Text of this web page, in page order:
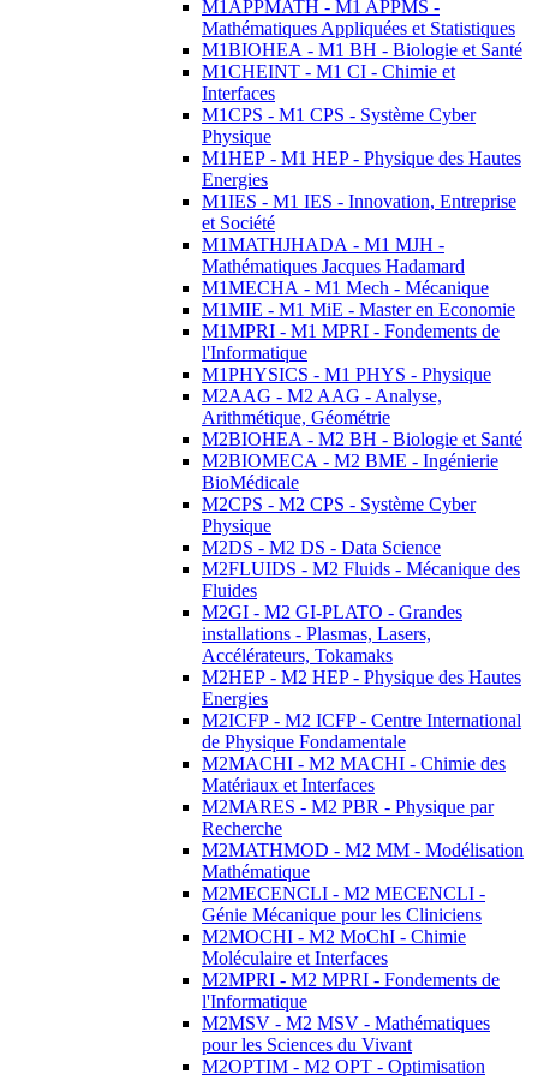
M1APPMATH - M1 APPMS -
Mathématiques Appliquées et Statistiques
M1BIOHEA - M1 BH - Biologie et Santé
M1CHEINT - M1 CI - Chimie et
Interfaces
M1CPS - M1 CPS - Système Cyber
Physique
M1HEP - M1 HEP - Physique des Hautes
Energies
M1IES - M1 IES - Innovation, Entreprise
et Société
M1MATHJHADA - M1 MJH -
Mathématiques Jacques Hadamard
M1MECHA - M1 Mech - Mécanique
M1MIE - M1 MiE - Master en Economie
M1MPRI - M1 MPRI - Fondements de
l'Informatique
M1PHYSICS - M1 PHYS - Physique
M2AAG - M2 AAG - Analyse,
Arithmétique, Géométrie
M2BIOHEA - M2 BH - Biologie et Santé
M2BIOMECA - M2 BME - Ingénierie
BioMédicale
M2CPS - M2 CPS - Système Cyber
Physique
M2DS - M2 DS - Data Science
M2FLUIDS - M2 Fluids - Mécanique des
Fluides
M2GI - M2 GI-PLATO - Grandes
installations - Plasmas, Lasers,
Accélérateurs, Tokamaks
M2HEP - M2 HEP - Physique des Hautes
Energies
M2ICFP - M2 ICFP - Centre International
de Physique Fondamentale
M2MACHI - M2 MACHI - Chimie des
Matériaux et Interfaces
M2MARES - M2 PBR - Physique par
Recherche
M2MATHMOD - M2 MM - Modélisation
Mathématique
M2MECENCLI - M2 MECENCLI -
Génie Mécanique pour les Cliniciens
M2MOCHI - M2 MoChI - Chimie
Moléculaire et Interfaces
M2MPRI - M2 MPRI - Fondements de
l'Informatique
M2MSV - M2 MSV - Mathématiques
pour les Sciences du Vivant
M2OPTIM - M2 OPT - Optimisation